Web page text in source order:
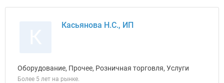
Касьянова Н.С., ИП
Оборудование, Прочее, Розничная торговля, Услуги
Более 5 лет на рынке.